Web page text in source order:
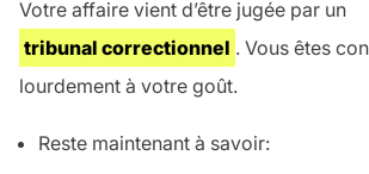
Votre affaire vient d’être jugée par un
tribunal correctionnel . Vous êtes
lourdement à votre goût.
Reste maintenant à savoir: